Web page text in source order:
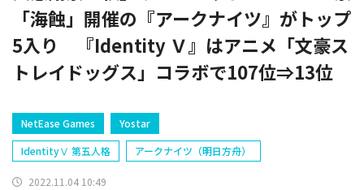
「海蝕」開催の『アークナイツ』がトップ
5入り 『Identity Ｖ』はアニメ「文豪ス
トレイドッグス」コラボで107位⇒13位
NetEase Games
Yostar
IdentityⅤ 第五人格
アークナイツ（明日方舟）
2022.11.04 10:49